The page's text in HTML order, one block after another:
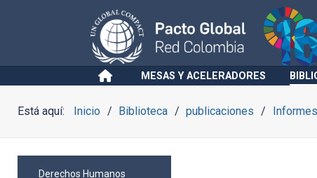
MESAS Y ACELERADORES
Está aquí: Inicio Biblioteca publicaciones
Derechos Humanos